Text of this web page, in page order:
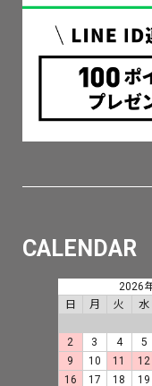
CALENDAR
2026
日
月 火 水
2
3 4 5
9
10 11 12
16
17 18 19